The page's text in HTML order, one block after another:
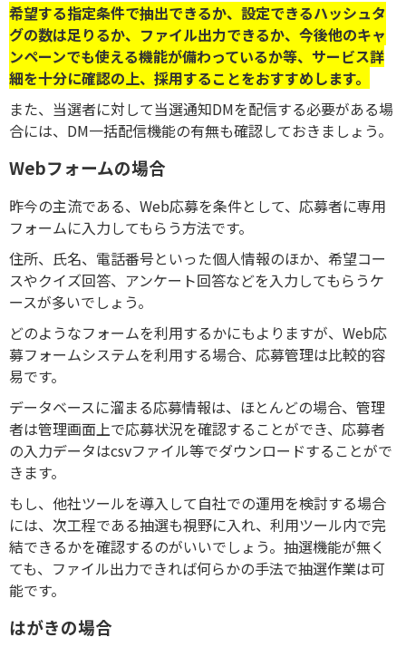
希望する指定条件で抽出できるか、設定できるハッシュタ
グの数は足りるか、 ファイル出力できるか、 今後他のキャ
ンペーンでも使える機能が備わっているか等、 サービス詳
細を十分に確認の上、採用することをおすすめします。
また、当選者に対して当選通知DMを配信する必要がある場
合には、DM一括配信機能の有無も確認しておきましょう。
Webフォームの場合
昨今の主流である、Web応募を条件として、応募者に専用
フォームに入力してもらう方法です。
住所、氏名、電話番号といった個人情報のほか、希望コー
スやクイズ回答、アンケート回答などを入力してもらうケ
ースが多いでしょう。
どのようなフォームを利用するかにもよりますが、Web応
募フォームシステムを利用する場合、応募管理は比較的容
易です。
データベースに溜まる応募情報は、ほとんどの場合、管理
者は管理画面上で応募状況を確認することができ、応募者
の入力データはcsvファイル等でダウンロードすることがで
きます。
もし、他社ツールを導入して自社での運用を検討する場合
には、次工程である抽選も視野に入れ、利用ツール内で完
結できるかを確認するのがいいでしょう。抽選機能が無く
ても、ファイル出力できれば何らかの手法で抽選作業は可
能です。
はがきの場合